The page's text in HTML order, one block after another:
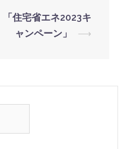
「住宅省エネ2023キ
ャンペーン」
⟶